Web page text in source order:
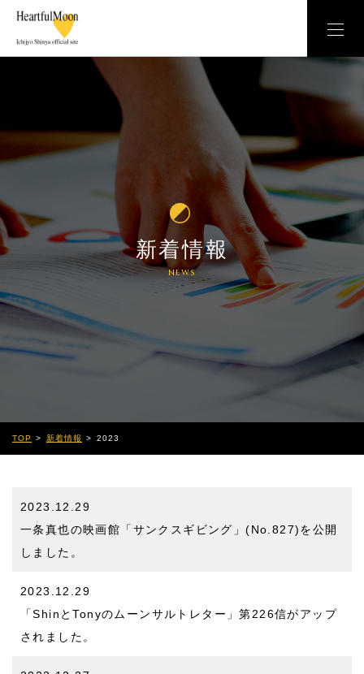
新着情報
NEWS
TOP 新着情報 2023
2023.12.29
一条真也の映画館「サンクスギビング」(No.827)を公開
しました。
2023.12.29
「ShinとTonyのムーンサルトレター」第226信がアップ
されました。